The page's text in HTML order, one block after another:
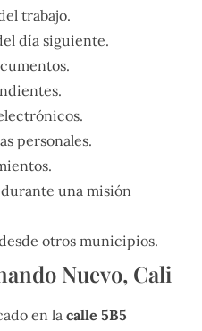
trabajo.
día siguiente.
personales.
una misión
otros municipios.
Nuevo, Cali
en lacalle 5B5